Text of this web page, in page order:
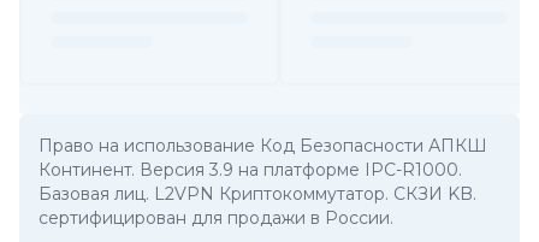
Право на использование Код Безопасности АПКШ
Континент. Версия 3.9 на платформе IPC-R1000.
Базовая лиц. L2VPN Криптокоммутатор. СКЗИ KB.
сертифицирован для продажи в России.